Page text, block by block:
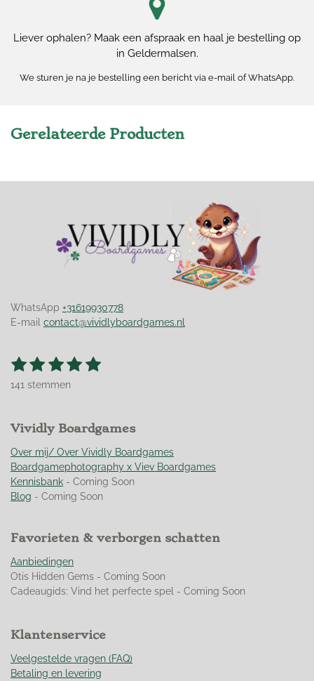
Liever ophalen? Maak een afspraak en haal je bestelling op
in Geldermalsen.
We sturen je na je bestelling een bericht via e-mail of WhatsApp.
Gerelateerde Producten
WhatsApp +31619930778
E-mail contact@vividlyboardgames.nl
R
n
:
4
.
9
3
4
9
9
1
1
s
r
2
s
r
r
e
n
3
s
r
r
e
n
4
s
r
r
e
n
5
r
r
e
n
S
n
141 stemmen
Vividly Boardgames
Over mij/ Over Vividly Boardgames
Boardgamephotography x Viev Boardgames
Kennisbank - Coming Soon
Blog - Coming Soon
Favorieten & verborgen schatten
Aanbiedingen
Otis Hidden Gems - Coming Soon
Cadeaugids: Vind het perfecte spel - Coming Soon
Klantenservice
Veelgestelde vragen (FAQ)
Betaling en levering